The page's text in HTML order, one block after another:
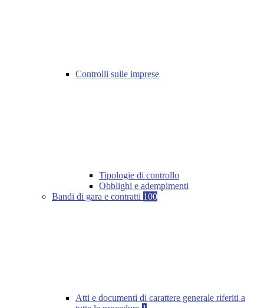
Controlli sulle imprese
Tipologie di controllo
Obblighi e adempimenti
Bandi di gara e contratti 100
Atti e documenti di carattere generale riferiti a